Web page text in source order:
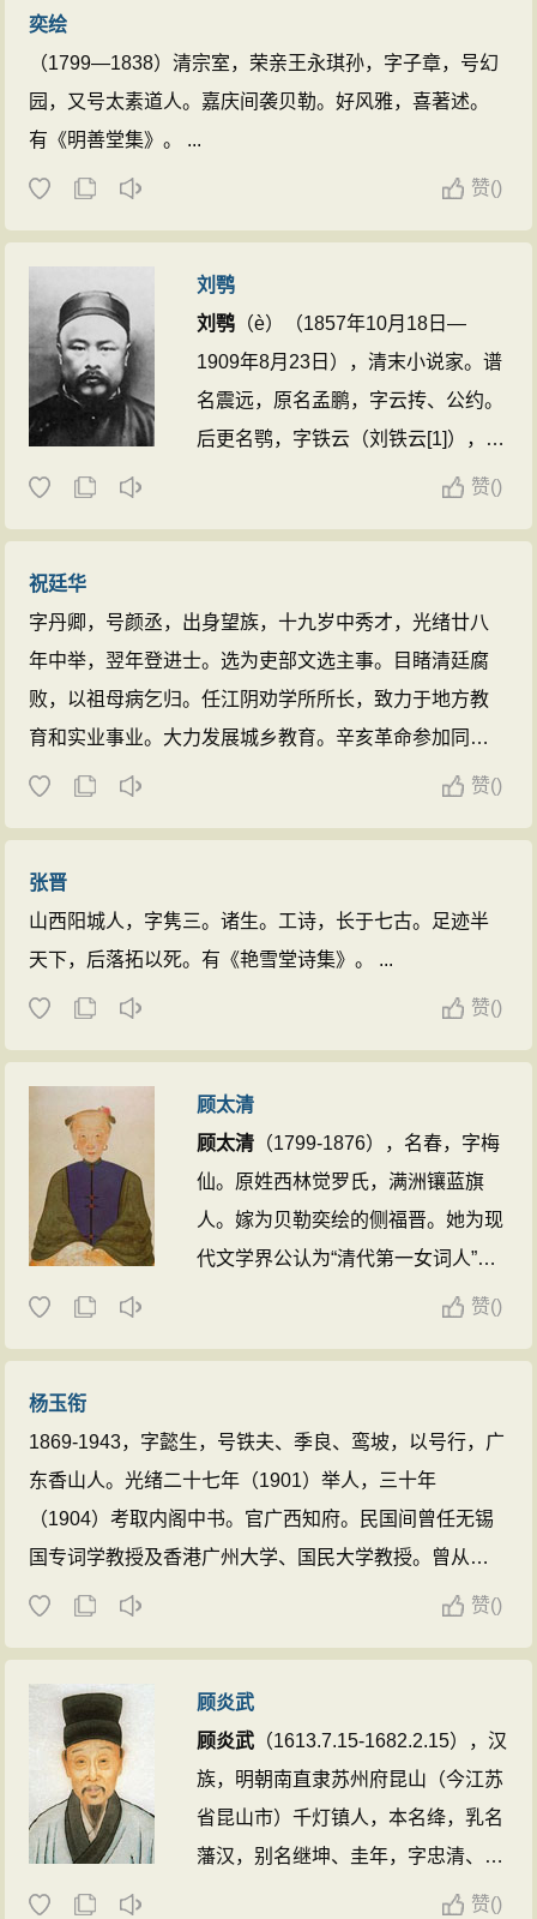
南北两大宗。作词风格清丽，为浙西
词派的创始者，与陈维崧并称朱陈。
精于金石文史，购藏古籍图书不遗余
力，为清初著名藏书家之一。 ...
奕绘
（1799—1838）清宗室，荣亲王永琪孙，字子章，号幻
园，又号太素道人。嘉庆间袭贝勒。好风雅，喜著述。
有《明善堂集》。 ...
赞()
刘鹗
刘鹗 （è）（1857年10月18日—
1909年8月23日），清末小说家。谱
名震远，原名孟鹏，字云抟、公约。
后更名鹗，字铁云（刘铁云[1]），又
字公约，号老残。署名“洪都百炼
炘(龙川)之后，终生主张以“教养”为
大纲，发展经济生产，富而后教，养
民为本的太谷学说。他一生从事实
业，投资教育，为的就是能够实现太
谷学派“教养天下”的目的。而他之所
赞()
祝廷华
字丹卿，号颜丞，出身望族，十九岁中秀才，光绪廿八
年中举，翌年登进士。选为吏部文选主事。目睹清廷腐
败，以祖母病乞归。任江阴劝学所所长，致力于地方教
育和实业事业。大力发展城乡教育。辛亥革命参加同盟
会，任分部部长。民国十三年，发起成立陶社，刊印江
严词拒绝。民国廿八年卒。 ...
赞()
张晋
山西阳城人，字隽三。诸生。工诗，长于七古。足迹半
天下，后落拓以死。有《艳雪堂诗集》。 ...
赞()
顾太清
顾太清 （1799-1876），名春，字梅
仙。原姓西林觉罗氏，满洲镶蓝旗
人。嫁为贝勒奕绘的侧福晋。她为现
代文学界公认为“清代第一女词人”。
晚年以道号“云槎外史”之名著作小说
若（纳兰性德），女中太清春（ 顾太
清）”之语[1] 。顾太清不仅才华绝
世，而且生得清秀，身量适中，温婉
贤淑。令奕绘钟情十分。虽为侧福晋
一生却诞育了四子三女，其中几位儿
赞()
杨玉衔
1869-1943，字懿生，号铁夫、季良、鸾坡，以号行，广
东香山人。光绪二十七年（1901）举人，三十年
（1904）考取内阁中书。官广西知府。民国间曾任无锡
国专词学教授及香港广州大学、国民大学教授。曾从朱
祖谋学梦窗，后即以笺释吴文英的《梦窗词》扬名词 赞()
顾炎武
顾炎武 （1613.7.15-1682.2.15），汉
族，明朝南直隶苏州府昆山（今江苏
省昆山市）千灯镇人，本名绛，乳名
藩汉，别名继坤、圭年，字忠清、宁
人，亦自署蒋山佣；南都败后，因为
赞()